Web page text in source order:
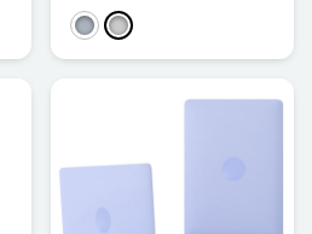
GrauTransparent